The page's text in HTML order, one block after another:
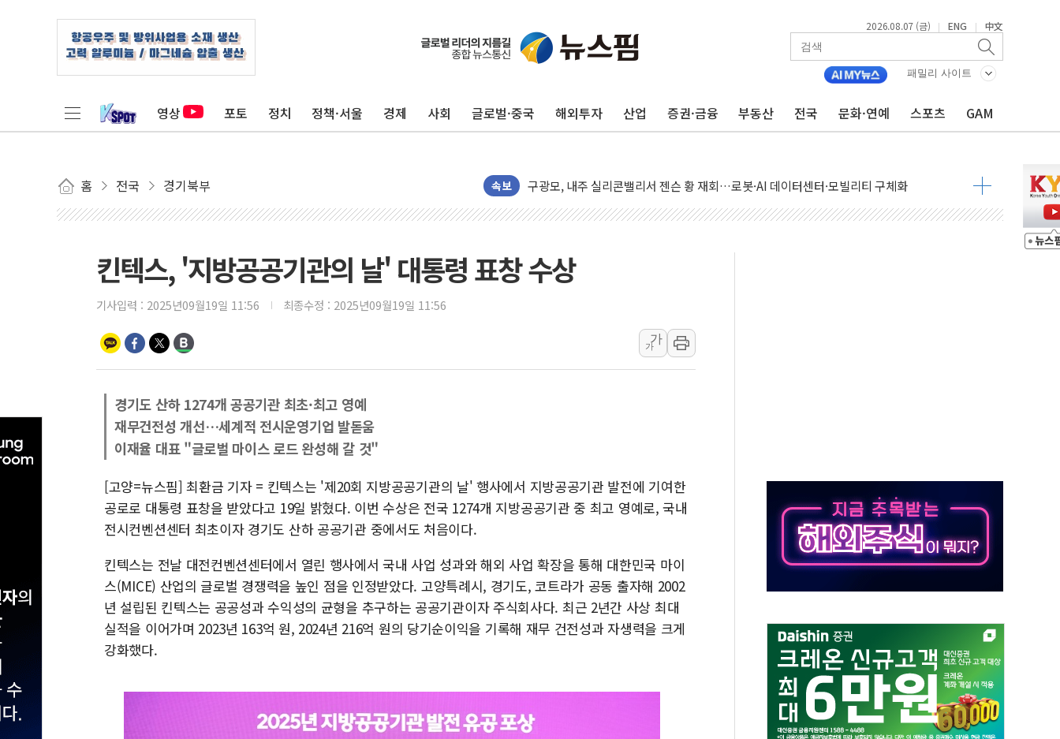
2026.08.07 (금) | ENG | 中文
패밀리 사이트
영상 포토 정치 정책·서울 경제 사회 글로벌·중국 해외투자 산업 증권·금융 부동산 전국 문화·연예 스포츠 GAM
홈 전국 경기북부 속보
유럽증시, 견조한 실적 소화하며 대부분 상승… "2분기 기업 순이익 21% 증가" 전망
구광모, 내주 실리콘밸리서 젠슨 황 재회…로봇·AI 데이터센터·모빌리티 구체화
뉴욕증시 개장 전 특징주...모더나·아이온큐·도어대시↑ VS 샌디스크·피그마·앱러빈↓
뉴욕증시 프리뷰, 미 주가선물 AI주 차익실현 속 혼조세...웨스턴디지털·샌디스크↓
청와대, 북한 단거리 탄도미사일 발사에 긴급 안보 점검회의
[인도증시] 중동 긴장 완화에 실적 호조까지, 상승...호실적 보고 기업 상승세 뚜렷
러, 1인칭시점 드론으로 우크라 민간인 '사파리' 공격… 시민들 공포감 극대화 전략
[베트남 증시] 지수 하락 속 'DGC' 임시 주총 기대감에 홀로 상한가…마진 잔액은 사상 최고
[3보] 북, 원산서 동해로 단거리 탄도미사일 1발 발사… 올해 10번째·42일 만 도발
우크라 드론 전술, 중남미 콜롬비아에 새 안보 위기… 반군·마약카르텔이 습득해 전투 활용
주한미군 "오산기지 누출, 백린 아닌 무해한 표면 부식 물질"
구미 폐염산처리업체서 불 2시간30여분만에 진화...외국인 노동자 숨져
킨텍스, '지방공공기관의 날' 대통령 표창 수상
기사입력 : 2025년09월19일 11:56 최종수정 : 2025년09월19일 11:56
가
가
경기도 산하 1274개 공공기관 최초·최고 영예
재무건전성 개선…세계적 전시운영기업 발돋움
이재율 대표 "글로벌 마이스 로드 완성해 갈 것"
[고양=뉴스핌] 최환금 기자 = 킨텍스는 '제20회 지방공공기관의 날' 행사에서 지방공공기관 발전에 기여한
공로로 대통령 표창을 받았다고 19일 밝혔다. 이번 수상은 전국 1274개 지방공공기관 중 최고 영예로, 국내
전시컨벤션센터 최초이자 경기도 산하 공공기관 중에서도 처음이다.
킨텍스는 전날 대전컨벤션센터에서 열린 행사에서 국내 사업 성과와 해외 사업 확장을 통해 대한민국 마이
스(MICE) 산업의 글로벌 경쟁력을 높인 점을 인정받았다. 고양특례시, 경기도, 코트라가 공동 출자해 2002
년 설립된 킨텍스는 공공성과 수익성의 균형을 추구하는 공공기관이자 주식회사다. 최근 2년간 사상 최대
실적을 이어가며 2023년 163억 원, 2024년 216억 원의 당기순이익을 기록해 재무 건전성과 자생력을 크게
강화했다.